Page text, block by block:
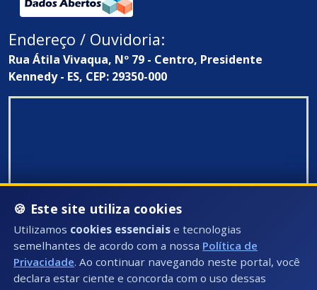
Endereço / Ouvidoria:
Rua Átila Vivaqua, Nº 79 - Centro, Presidente
Kennedy - ES, CEP: 29350-000
🍪 Este site utiliza cookies
Utilizamos cookies essenciais e tecnologias
semelhantes de acordo com a nossa Política de
Privacidade. Ao continuar navegando neste portal, você
declara estar ciente e concorda com o uso dessas